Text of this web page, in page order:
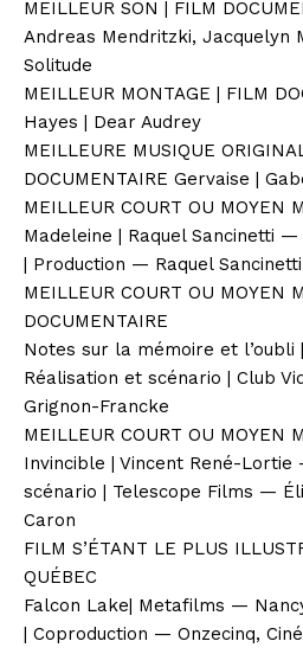
MEILLEUR SON | FILM
Andreas Mendritzki, Jacquelyn
Solitude
MEILLEUR MONTAGE | FILM
Hayes | Dear Audrey
MEILLEURE MUSIQUE
DOCUMENTAIRE Gervaise |
MEILLEUR COURT OU MOYEN
Madeleine | Raquel Sancinetti
| Production — Raquel Sancinetti
MEILLEUR COURT OU MOYEN
DOCUMENTAIRE
Notes sur la mémoire et
Réalisation et scénario | Club
Grignon-Francke
MEILLEUR COURT OU MOYEN
Invincible | Vincent René-
scénario | Telescope Films —
Caron
FILM S’ÉTANT LE PLUS
QUÉBEC
Falcon Lake| Metafilms —
| Coproduction — Onzecinq,